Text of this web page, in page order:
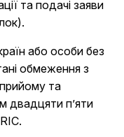
та подачі заяви
або особи без
обмеження з
та
двадцяти п’яти